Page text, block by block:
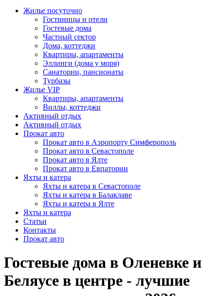
Жилье посуточно
Гостиницы и отели
Гостевые дома
Частный сектор
Дома, коттеджи
Квартиры, апартаменты
Эллинги (дома у моря)
Санатории, пансионаты
Турбазы
Жилье VIP
Квартиры, апартаменты
Виллы, коттеджи
Активный отдых
Активный отдых
Прокат авто
Прокат авто в Аэропорту Симферополь
Прокат авто в Севастополе
Прокат авто в Ялте
Прокат авто в Евпатории
Яхты и катера
Яхты и катера в Севастополе
Яхты и катера в Балаклаве
Яхты и катера в Ялте
Яхты и катера
Статьи
Контакты
Прокат авто
Гостевые дома в Оленевке и
Беляусе в центре - лучшие